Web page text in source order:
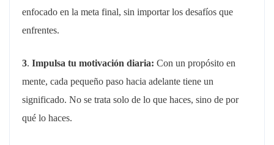
enfocado en la meta final, sin importar los desafíos que
enfrentes.
3. Impulsa tu motivación diaria: Con un propósito en
mente, cada pequeño paso hacia adelante tiene un
significado. No se trata solo de lo que haces, sino de por
qué lo haces.